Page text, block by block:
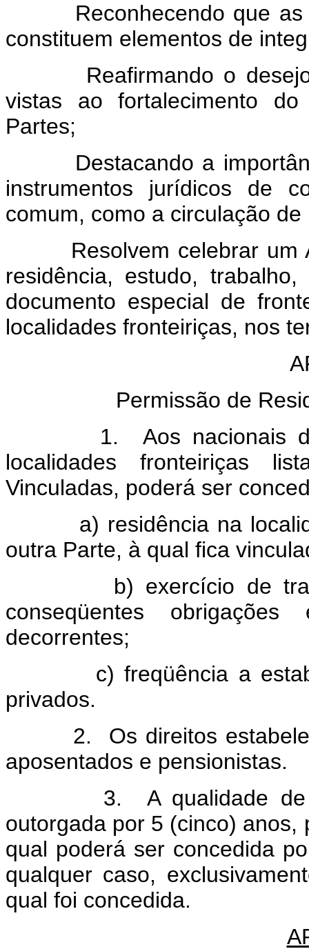
Reconhecendo que as
constituem elementos de
Reafirmando o desejo
vistas ao fortalecimento
Partes;
Destacando a
instrumentos jurídicos de
comum, como a circulação
Resolvem celebrar um
residência, estudo,
documento especial de
localidades fronteiriças, nos
Permissão de
1. Aos nacionais de
localidades fronteiriças
Vinculadas, poderá ser
a) residência na
outra Parte, à qual fica
b) exercício de
conseqüentes
decorrentes;
c) freqüência a
privados.
2. Os direitos
aposentados e pensionistas.
3. A qualidade de
outorgada por 5 (cinco)
qual poderá ser concedida
qualquer caso,
qual foi concedida.